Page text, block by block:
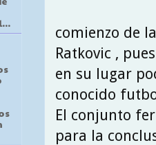
comienzo de
Ratkovic ,
en su lugar
conocido
El conjunto
para la